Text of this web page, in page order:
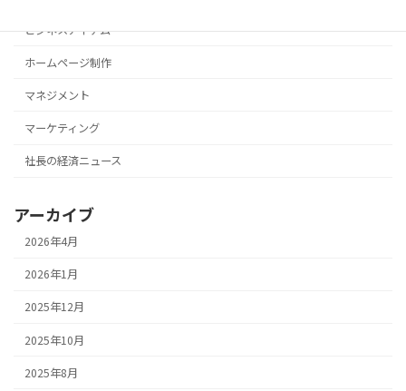
ビジネスアイテム
ホームページ制作
マネジメント
マーケティング
社長の経済ニュース
アーカイブ
2026年4月
2026年1月
2025年12月
2025年10月
2025年8月